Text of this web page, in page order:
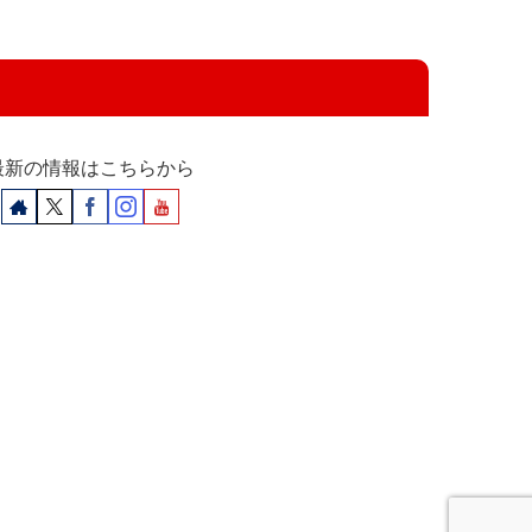
新の情報はこちらから